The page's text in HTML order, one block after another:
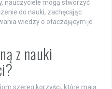
nauczyciele mogą stworzyć
do nauki, zachęcając
wiedzy o otaczającym je
z nauki
szereg korzyści, które mają